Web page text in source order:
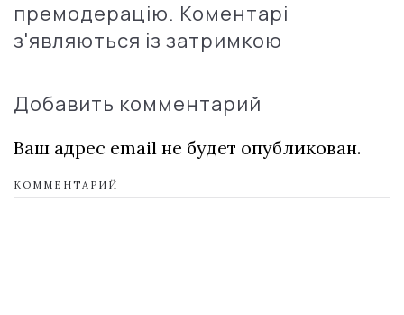
премодерацію. Коментарі
з'являються із затримкою
Добавить комментарий
Ваш адрес email не будет опубликован.
КОММЕНТАРИЙ